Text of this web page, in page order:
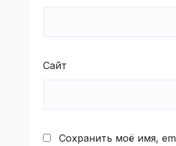
Сайт
Сохранить моё имя,